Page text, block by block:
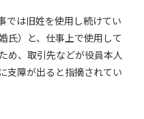
では旧姓を使用し続けてい
氏）と、仕事上で使用して
め、取引先などが役員本人
支障が出ると指摘されてい